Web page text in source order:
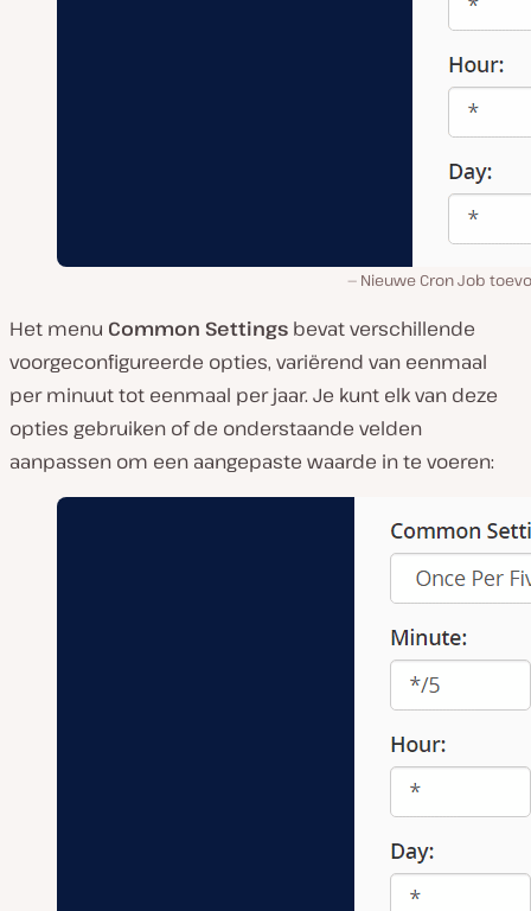
Nieuwe Cron Job
Het menu Common Settings bevat verschillende
voorgeconfigureerde opties, variërend van eenmaal
per minuut tot eenmaal per jaar. Je kunt elk van deze
opties gebruiken of de onderstaande velden
aanpassen om een aangepaste waarde in te voeren: